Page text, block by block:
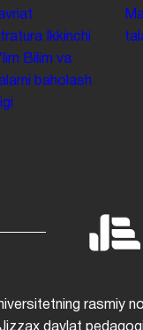
Ikkinchi
Bilim va
baholash
rasmiy
Jizzax davlat